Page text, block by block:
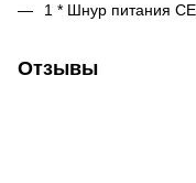
1 * Шнур питания
Отзывы